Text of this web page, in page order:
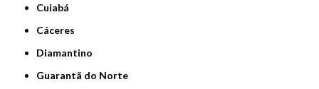
Cuiabá
Cáceres
Diamantino
Guarantã do Norte